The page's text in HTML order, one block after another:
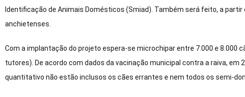
Identificação de Animais Domésticos (Smiad). Também será feito, a
anchietenses.
Com a implantação do projeto espera-se microchipar entre 7.000 e 8.000
tutores). De acordo com dados da vacinação municipal contra a raiva, em
quantitativo não estão inclusos os cães errantes e nem todos os semi-